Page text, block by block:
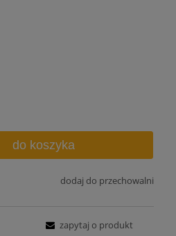
do koszyka
dodaj do przechowalni
zapytaj o produkt